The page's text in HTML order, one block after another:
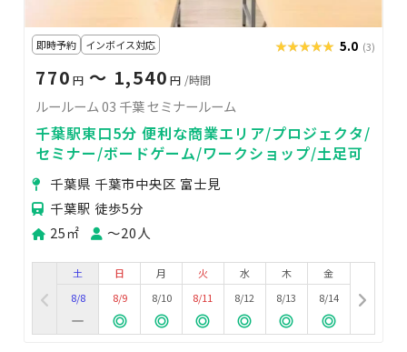
即時予約 インボイス対応 ★★★★★
★★★★★ 5.0 (3)
770 円 〜 1,540 円 /時間
ルールーム 03 千葉 セミナールーム
千葉駅東口5分 便利な商業エリア/プロジェクタ/
セミナー/ボードゲーム/ワークショップ/土足可
千葉県 千葉市中央区 富士見
千葉駅 徒歩5分
25㎡
〜20人
土
8/8
日
8/9
月
8/10
火
8/11
水
8/12
木
8/13
金
8/14